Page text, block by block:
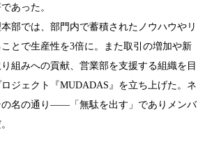
あった。
部では、部門内で蓄積されたノウハウやリ
とで生産性を3倍に。また取引の増加や新
組みへの貢献、営業部を支援する組織を目
ジェクト『MUDADAS』を立ち上げた。ネ
の名の通り――「無駄を出す」でありメンバ